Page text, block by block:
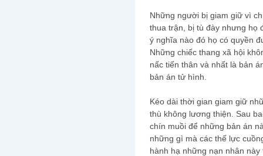
Những người bị giam giữ vì
thua trận, bị tù đày nhưng họ
ý nghĩa nào đó họ có quyền
Những chiếc thang xã hội
nấc tiến thân và nhất là bản
bản án tử hình.
Kéo dài thời gian giam giữ
thù không lương thiện. Sau
chín muồi để những bản án
những gì mà các thế lực
hành hạ những nạn nhân